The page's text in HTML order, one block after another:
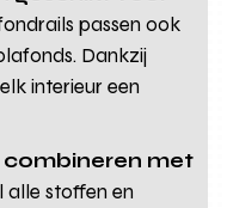
passen ook
Dankzij
interieur een
combineren met
alle stoffen en